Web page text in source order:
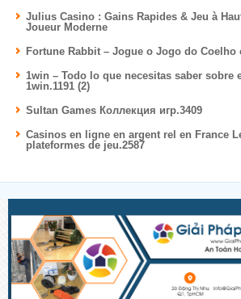
Julius Casino : Gains Rapides & Jeu à
Joueur Moderne
Fortune Rabbit – Jogue o Jogo do Coelho
1win – Todo lo que necesitas saber sobre
1win.1191 (2)
Sultan Games Коллекция игр.3409
Casinos en ligne en argent rel en France
plateformes de jeu.2587